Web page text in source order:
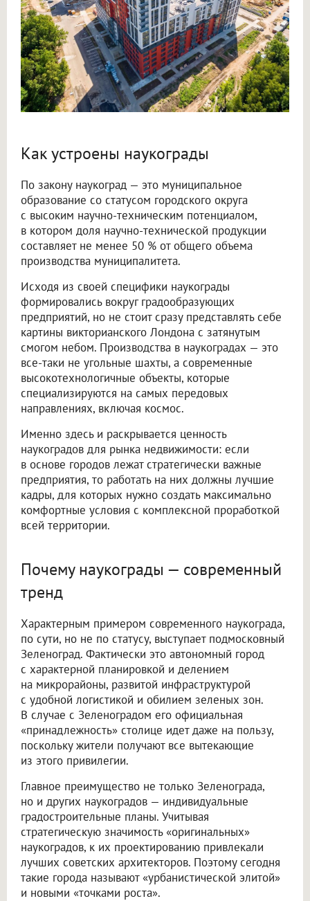
Как устроены наукограды
По закону наукоград — это муниципальное
образование со статусом городского округа
с высоким научно-техническим потенциалом,
в котором доля научно-технической продукции
составляет не менее 50 % от общего объема
производства муниципалитета.
Исходя из своей специфики наукограды
формировались вокруг градообразующих
предприятий, но не стоит сразу представлять себе
картины викторианского Лондона с затянутым
смогом небом. Производства в наукоградах — это
все-таки не угольные шахты, а современные
высокотехнологичные объекты, которые
специализируются на самых передовых
направлениях, включая космос.
Именно здесь и раскрывается ценность
наукоградов для рынка недвижимости: если
в основе городов лежат стратегически важные
предприятия, то работать на них должны лучшие
кадры, для которых нужно создать максимально
комфортные условия с комплексной проработкой
всей территории.
Почему наукограды — современный
тренд
Характерным примером современного наукограда,
по сути, но не по статусу, выступает подмосковный
Зеленоград. Фактически это автономный город
с характерной планировкой и делением
на микрорайоны, развитой инфраструктурой
с удобной логистикой и обилием зеленых зон.
В случае с Зеленоградом его официальная
«принадлежность» столице идет даже на пользу,
поскольку жители получают все вытекающие
из этого привилегии.
Главное преимущество не только Зеленограда,
но и других наукоградов — индивидуальные
градостроительные планы. Учитывая
стратегическую значимость «оригинальных»
наукоградов, к их проектированию привлекали
лучших советских архитекторов. Поэтому сегодня
такие города называют «урбанистической элитой»
и новыми «точками роста».